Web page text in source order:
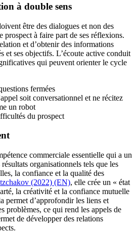
à double sens
être des dialogues et non des
prospect à faire part de ses réflexions.
et d’obtenir des informations
et ses objectifs. L’écoute active conduit
qui peuvent orienter le cycle
fermées
soit conversationnel et ne récitez
un robot
du prospect
commerciale essentielle qui a un
organisationnels tels que les
la confiance et la qualité des
(2022) (EN), elle crée un « état
la créativité et la confiance mutuelle
permet d’approfondir les liens et
problèmes, ce qui rend les appels de
de développer des relations